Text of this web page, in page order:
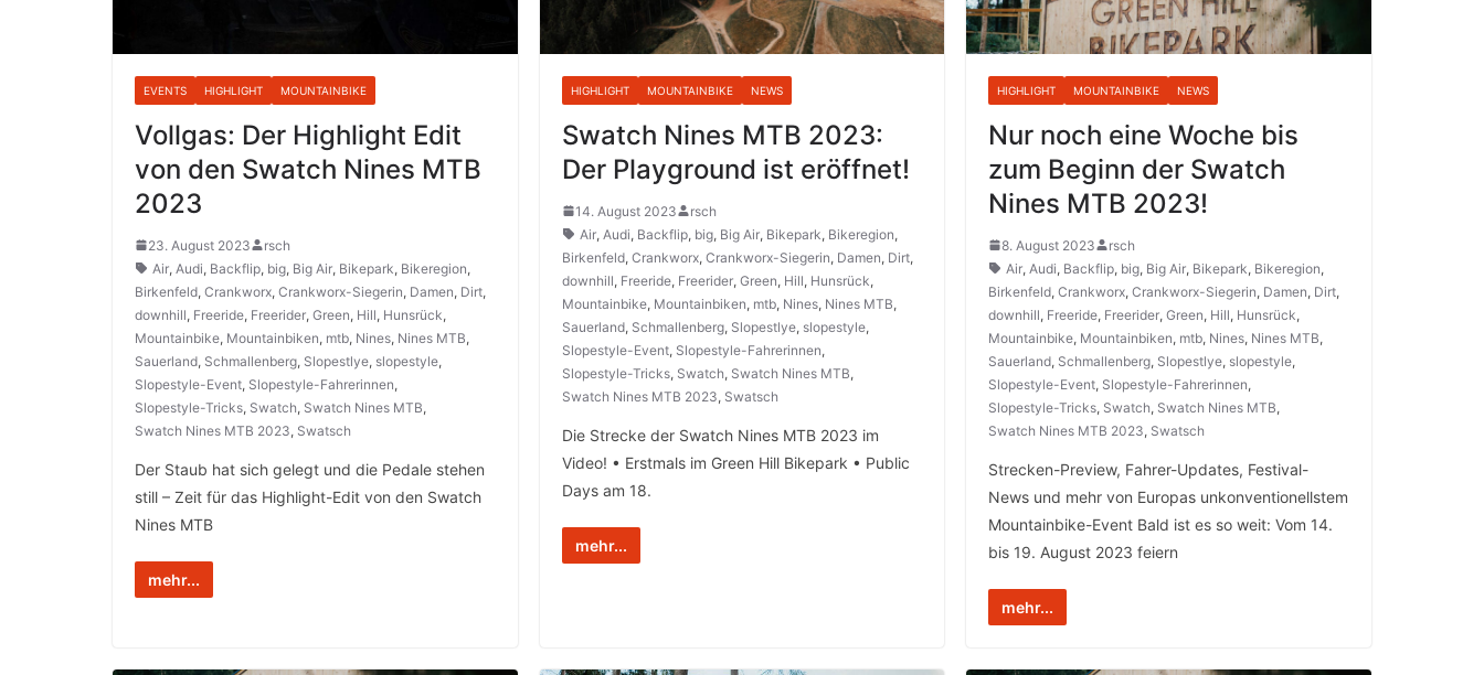
EVENTS HIGHLIGHT MOUNTAINBIKE
Vollgas: Der Highlight Edit
von den Swatch Nines MTB
2023
23. August 2023
rsch
Air, Audi, Backflip, big, Big Air, Bikepark, Bikeregion,
Birkenfeld, Crankworx, Crankworx-Siegerin, Damen, Dirt,
downhill, Freeride, Freerider, Green, Hill, Hunsrück,
Mountainbike, Mountainbiken, mtb, Nines, Nines MTB,
Sauerland, Schmallenberg, Slopestlye, slopestyle,
Slopestyle-Event, Slopestyle-Fahrerinnen,
Slopestyle-Tricks, Swatch, Swatch Nines MTB,
Swatch Nines MTB 2023, Swatsch
Der Staub hat sich gelegt und die Pedale stehen
still – Zeit für das Highlight-Edit von den Swatch
Nines MTB
mehr...
HIGHLIGHT MOUNTAINBIKE NEWS
Swatch Nines MTB 2023:
Der Playground ist eröffnet!
14. August 2023
rsch
Air, Audi, Backflip, big, Big Air, Bikepark, Bikeregion,
Birkenfeld, Crankworx, Crankworx-Siegerin, Damen, Dirt,
downhill, Freeride, Freerider, Green, Hill, Hunsrück,
Mountainbike, Mountainbiken, mtb, Nines, Nines MTB,
Sauerland, Schmallenberg, Slopestlye, slopestyle,
Slopestyle-Event, Slopestyle-Fahrerinnen,
Slopestyle-Tricks, Swatch, Swatch Nines MTB,
Swatch Nines MTB 2023, Swatsch
Die Strecke der Swatch Nines MTB 2023 im
Video! • Erstmals im Green Hill Bikepark • Public
Days am 18.
mehr...
HIGHLIGHT MOUNTAINBIKE NEWS
Nur noch eine Woche bis
zum Beginn der Swatch
Nines MTB 2023!
8. August 2023
rsch
Air, Audi, Backflip, big, Big Air, Bikepark, Bikeregion,
Birkenfeld,Crankworx,Crankworx-Siegerin, Damen, Dirt,
downhill, Freeride, Freerider,Green, Hill, Hunsrück,
Mountainbike, Mountainbiken, mtb, Nines, Nines MTB,
Sauerland, Schmallenberg, Slopestlye, slopestyle,
Slopestyle-Event, Slopestyle-Fahrerinnen,
Slopestyle-Tricks, Swatch, Swatch Nines MTB,
Swatch Nines MTB 2023, Swatsch
Strecken-Preview, Fahrer-Updates, Festival-
News und mehr von Europas unkonventionellstem
Mountainbike-Event Bald ist es so weit: Vom 14.
bis 19. August 2023 feiern
mehr...